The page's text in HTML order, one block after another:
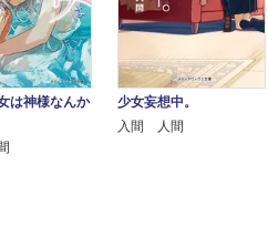
は神様なんか
少女妄想中。
入間 人間